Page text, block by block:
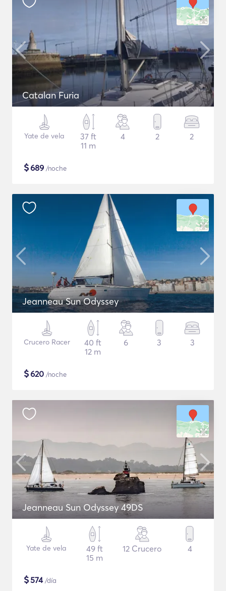
Catalan Furia
Yate de vela
37 ft
11 m
4 2 2
$689 /noche
Jeanneau Sun Odyssey
Crucero Racer
40 ft
12 m
6 3 3
$620 /noche
Jeanneau Sun Odyssey 49DS
Yate de vela
49 ft
15 m
12 Crucero 4
$574/día